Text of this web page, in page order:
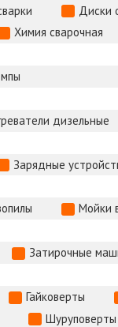
Диски
Химия сварочная
дизельные
Зарядные
Мойки
Затирочные
Гайковерты